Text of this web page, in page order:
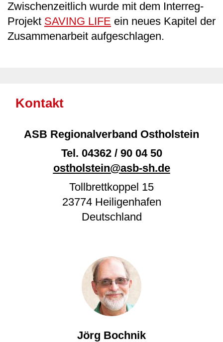
Zwischenzeitlich wurde mit dem Interreg-
Projekt SAVING LIFE ein neues Kapitel der
Zusammenarbeit aufgeschlagen.
Kontakt
ASB Regionalverband Ostholstein
Tel. 04362 / 90 04 50
ostholstein@asb-sh.de
Tollbrettkoppel 15
23774 Heiligenhafen
Deutschland
Jörg Bochnik